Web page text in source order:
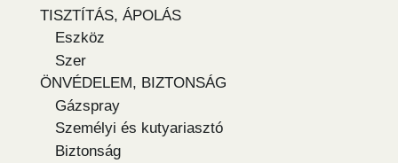
TISZTÍTÁS, ÁPOLÁS
Eszköz
Szer
ÖNVÉDELEM, BIZTONSÁG
Gázspray
Személyi és kutyariasztó
Biztonság